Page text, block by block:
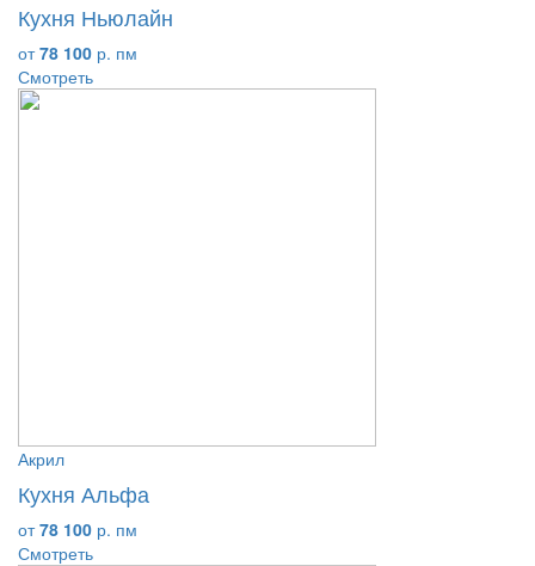
Кухня Ньюлайн
от78 100 р. пм
Смотреть
Акрил
Кухня Альфа
от78 100 р. пм
Смотреть